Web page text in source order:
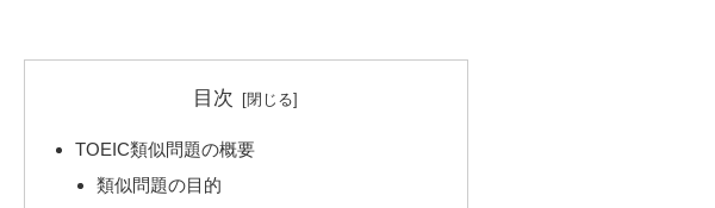
目次
TOEIC類似問題の概要
類似問題の目的